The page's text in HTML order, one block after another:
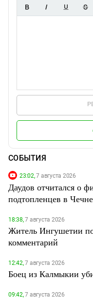
СОБЫТИЯ
23:02,7 августа 2026
Даудов отчитался о
подтопленцев в Чечне
18:38,7 августа 2026
Житель Ингушетии
комментарий
12:42,7 августа 2026
Боец из Калмыкии
09:42,7 августа 2026